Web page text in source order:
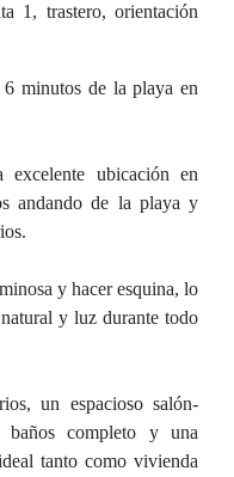
1, trastero, orientación
minutos de la playa en
ubicación en
andando de la playa y
y hacer esquina, lo
y luz durante todo
un espacioso salón-
baños completo y una
tanto como vivienda